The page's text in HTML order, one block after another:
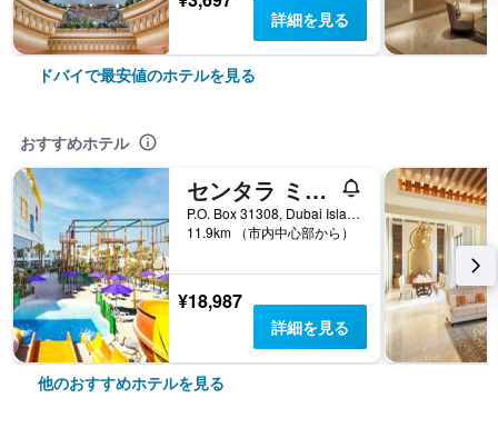
詳細を見る
ドバイで最安値のホテルを見る
おすすめホテル
センタラ ミラージュ ビーチ リゾート ドバイ
P.O. Box 31308, Dubai Islands, Dubai, United Arab Emirates, ドバイ, アラブ首長国連邦
11.9km （市内中心部から）
¥18,987
詳細を見る
他のおすすめホテルを見る